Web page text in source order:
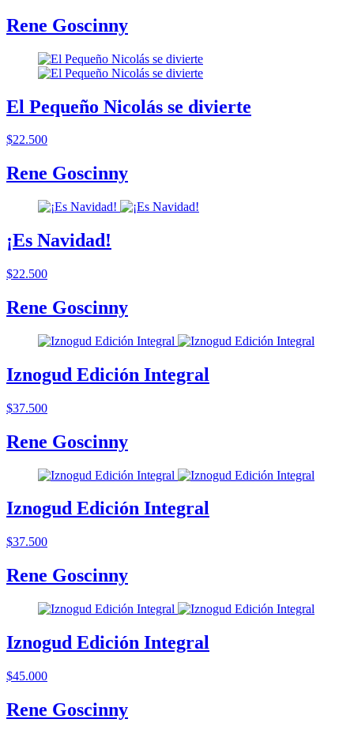
Rene Goscinny
El Pequeño Nicolás se divierte
$22.500
Rene Goscinny
¡Es Navidad!
$22.500
Rene Goscinny
Iznogud Edición Integral
$37.500
Rene Goscinny
Iznogud Edición Integral
$37.500
Rene Goscinny
Iznogud Edición Integral
$45.000
Rene Goscinny